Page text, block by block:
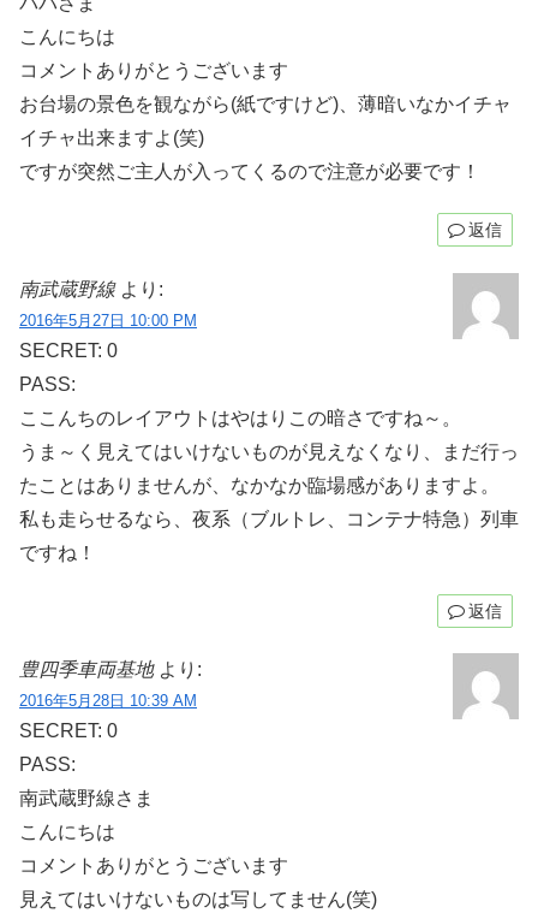
こんにちは
コメントありがとうございます
お台場の景色を観ながら(紙ですけど)、薄暗いなかイチャ
イチャ出来ますよ(笑)
ですが突然ご主人が入ってくるので注意が必要です！
返信
南武蔵野線 より:
2016年5月27日 10:00 PM
SECRET: 0
PASS:
ここんちのレイアウトはやはりこの暗さですね～。
うま～く見えてはいけないものが見えなくなり、まだ行っ
たことはありませんが、なかなか臨場感がありますよ。
私も走らせるなら、夜系（ブルトレ、コンテナ特急）列車
ですね！
返信
豊四季車両基地 より:
2016年5月28日 10:39 AM
SECRET: 0
PASS:
南武蔵野線さま
こんにちは
コメントありがとうございます
見えてはいけないものは写してません(笑)